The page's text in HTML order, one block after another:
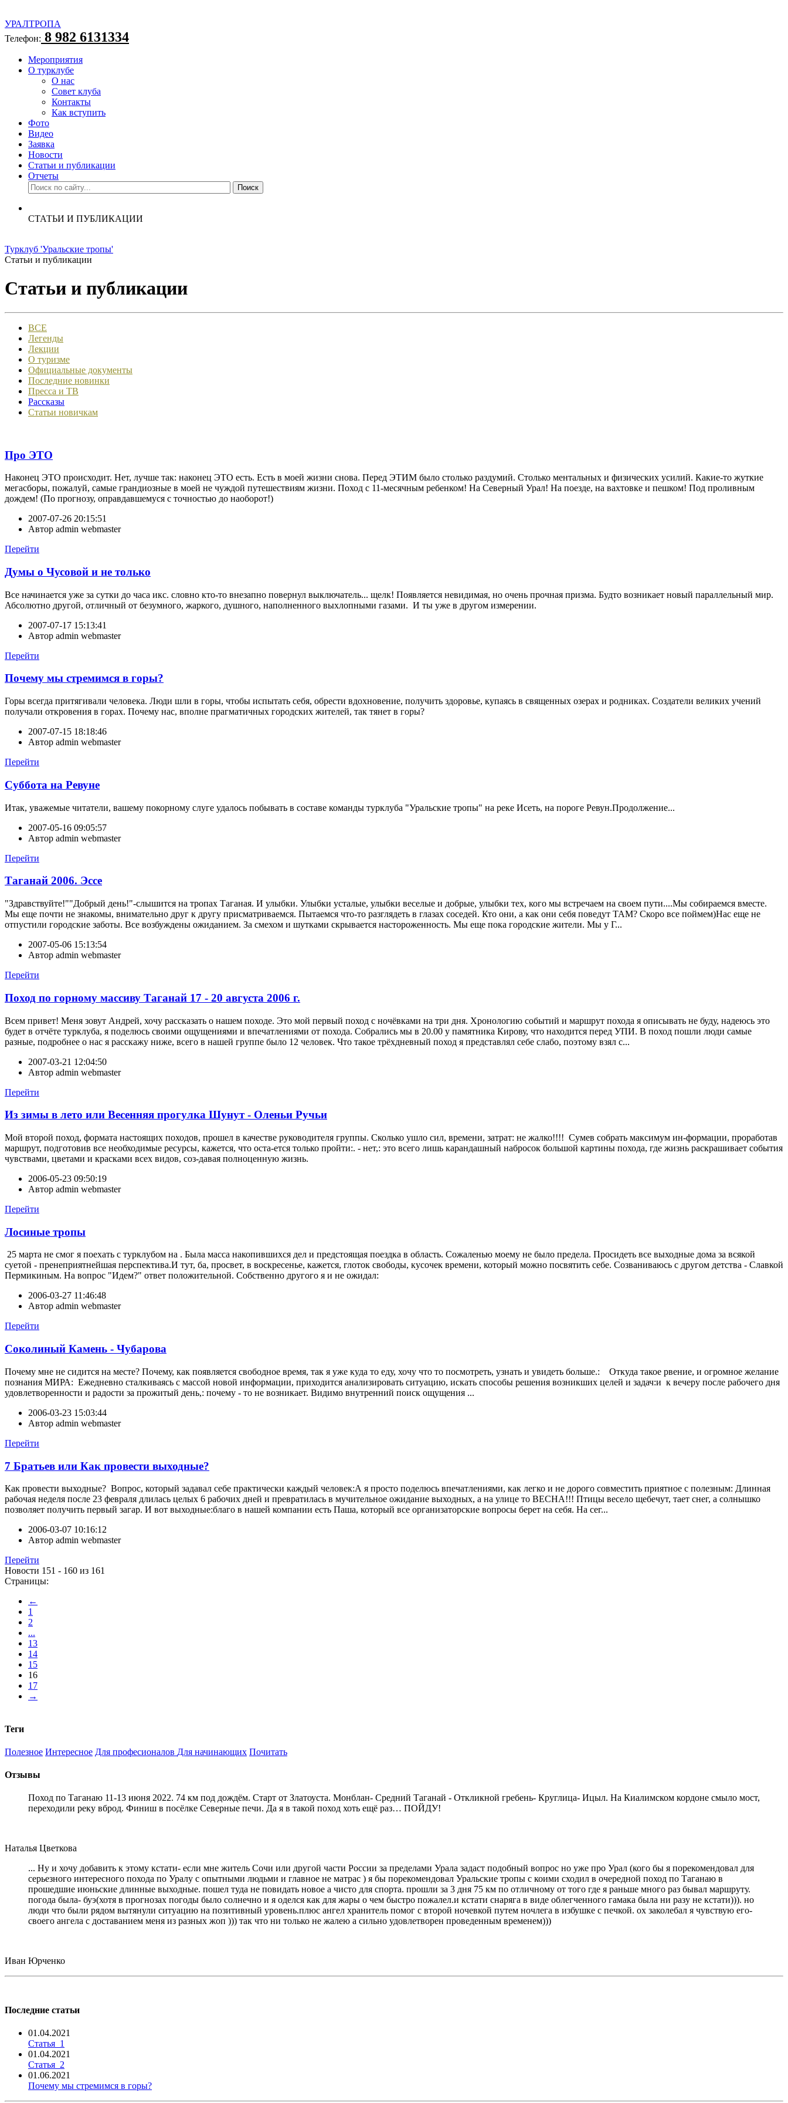
УРАЛТРОПА
Телефон: 8 982 6131334
Мероприятия
О турклубе
О нас
Совет клуба
Контакты
Как вступить
Фото
Видео
Заявка
Новости
Статьи и публикации
Отчеты
СТАТЬИ И ПУБЛИКАЦИИ
Турклуб 'Уральские тропы'
Статьи и публикации
Статьи и публикации
ВСЕ
Легенды
Лекции
О туризме
Официальные документы
Последние новинки
Пресса и ТВ
Рассказы
Статьи новичкам
Про ЭТО
Наконец ЭТО происходит. Нет, лучше так: наконец ЭТО есть. Есть в моей жизни снова. Перед ЭТИМ было столько раздумий. Столько ментальных и физических усилий. Какие-то жуткие
мегасборы, пожалуй, самые грандиозные в моей не чуждой путешествиям жизни. Поход с 11-месячным ребенком! На Северный Урал! На поезде, на вахтовке и пешком! Под проливным
дождем! (По прогнозу, оправдавшемуся с точностью до наоборот!)
2007-07-26 20:15:51
Автор admin webmaster
Перейти
Думы о Чусовой и не только
Все начинается уже за сутки до часа икс. словно кто-то внезапно повернул выключатель... щелк! Появляется невидимая, но очень прочная призма. Будто возникает новый параллельный мир.
Абсолютно другой, отличный от безумного, жаркого, душного, наполненного выхлопными газами. И ты уже в другом измерении.
2007-07-17 15:13:41
Автор admin webmaster
Перейти
Почему мы стремимся в горы?
Горы всегда притягивали человека. Люди шли в горы, чтобы испытать себя, обрести вдохновение, получить здоровье, купаясь в священных озерах и родниках. Создатели великих учений
получали откровения в горах. Почему нас, вполне прагматичных городских жителей, так тянет в горы?
2007-07-15 18:18:46
Автор admin webmaster
Перейти
Суббота на Ревуне
Итак, уважемые читатели, вашему покорному слуге удалось побывать в составе команды турклуба "Уральские тропы" на реке Исеть, на пороге Ревун.Продолжение...
2007-05-16 09:05:57
Автор admin webmaster
Перейти
Таганай 2006. Эссе
"Здравствуйте!""Добрый день!"-слышится на тропах Таганая. И улыбки. Улыбки усталые, улыбки веселые и добрые, улыбки тех, кого мы встречаем на своем пути....Мы собираемся вместе.
Мы еще почти не знакомы, внимательно друг к другу присматриваемся. Пытаемся что-то разглядеть в глазах соседей. Кто они, а как они себя поведут ТАМ? Скоро все поймем)Нас еще не
отпустили городские заботы. Все возбуждены ожиданием. За смехом и шутками скрывается настороженность. Мы еще пока городские жители. Мы у Г...
2007-05-06 15:13:54
Автор admin webmaster
Перейти
Поход по горному массиву Таганай 17 - 20 августа 2006 г.
Всем привет! Меня зовут Андрей, хочу рассказать о нашем походе. Это мой первый поход с ночёвками на три дня. Хронологию событий и маршрут похода я описывать не буду, надеюсь это
будет в отчёте турклуба, я поделюсь своими ощущениями и впечатлениями от похода. Собрались мы в 20.00 у памятника Кирову, что находится перед УПИ. В поход пошли люди самые
разные, подробнее о нас я расскажу ниже, всего в нашей группе было 12 человек. Что такое трёхдневный поход я представлял себе слабо, поэтому взял с...
2007-03-21 12:04:50
Автор admin webmaster
Перейти
Из зимы в лето или Весенняя прогулка Шунут - Оленьи Ручьи
Мой второй поход, формата настоящих походов, прошел в качестве руководителя группы. Сколько ушло сил, времени, затрат: не жалко!!!! Сумев собрать максимум ин-формации, проработав
маршрут, подготовив все необходимые ресурсы, кажется, что оста-ется только пройти:. - нет,: это всего лишь карандашный набросок большой картины похода, где жизнь раскрашивает события
чувствами, цветами и красками всех видов, соз-давая полноценную жизнь.
2006-05-23 09:50:19
Автор admin webmaster
Перейти
Лосиные тропы
25 марта не смог я поехать с турклубом на . Была масса накопившихся дел и предстоящая поездка в область. Сожаленью моему не было предела. Просидеть все выходные дома за всякой
суетой - пренеприятнейшая перспектива.И тут, ба, просвет, в воскресенье, кажется, глоток свободы, кусочек времени, который можно посвятить себе. Созваниваюсь с другом детства - Славкой
Пермикиным. На вопрос "Идем?" ответ положительной. Собственно другого я и не ожидал:
2006-03-27 11:46:48
Автор admin webmaster
Перейти
Соколиный Камень - Чубарова
Почему мне не сидится на месте? Почему, как появляется свободное время, так я уже куда то еду, хочу что то посмотреть, узнать и увидеть больше.: Откуда такое рвение, и огромное желание
познания МИРА: Ежедневно сталкиваясь с массой новой информации, приходится анализировать ситуацию, искать способы решения возникших целей и задач:и к вечеру после рабочего дня
удовлетворенности и радости за прожитый день,: почему - то не возникает. Видимо внутренний поиск ощущения ...
2006-03-23 15:03:44
Автор admin webmaster
Перейти
7 Братьев или Как провести выходные?
Как провести выходные? Вопрос, который задавал себе практически каждый человек:А я просто поделюсь впечатлениями, как легко и не дорого совместить приятное с полезным: Длинная
рабочая неделя после 23 февраля длилась целых 6 рабочих дней и превратилась в мучительное ожидание выходных, а на улице то ВЕСНА!!! Птицы весело щебечут, тает снег, а солнышко
позволяет получить первый загар. И вот выходные:благо в нашей компании есть Паша, который все организаторские вопросы берет на себя. На сег...
2006-03-07 10:16:12
Автор admin webmaster
Перейти
Новости 151 - 160 из 161
Страницы:
←
1
2
...
13
14
15
16
17
→
Теги
Полезное Интересное Для професионалов Для начинающих Почитать
Отзывы
Поход по Таганаю 11-13 июня 2022. 74 км под дождём. Старт от Златоуста. Монблан- Средний Таганай - Откликной гребень- Круглица- Ицыл. На Киалимском кордоне смыло мост,
переходили реку вброд. Финиш в посёлке Северные печи. Да я в такой поход хоть ещё раз… ПОЙДУ!
Наталья Цветкова
... Ну и хочу добавить к этому кстати- если мне житель Сочи или другой части России за пределами Урала задаст подобный вопрос но уже про Урал (кого бы я порекомендовал для
серьезного интересного похода по Уралу с опытными людьми и главное не матрас ) я бы порекомендовал Уральские тропы с коими сходил в очередной поход по Таганаю в
прошедшие июньские длинные выходные. пошел туда не повидать новое а чисто для спорта. прошли за 3 дня 75 км по отличному от того где я раньше много раз бывал маршруту.
погода была- буэ(хотя в прогнозах погоды было солнечно и я оделся как для жары о чем быстро пожалел.и кстати снаряга в виде облегченного гамака была ни разу не кстати))). но
люди что были рядом вытянули ситуацию на позитивный уровень.плюс ангел хранитель помог с второй ночевкой путем ночлега в избушке с печкой. ох заколебал я чувствую его-
своего ангела с доставанием меня из разных жоп ))) так что ни только не жалею а сильно удовлетворен проведенным временем)))
Иван Юрченко
Последние статьи
01.04.2021
Статья_1
01.04.2021
Статья_2
01.06.2021
Почему мы стремимся в горы?